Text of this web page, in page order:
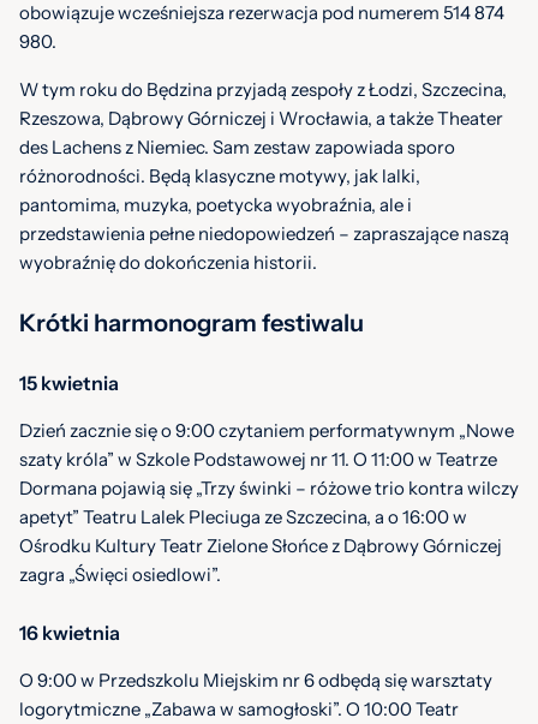
obowiązuje wcześniejsza rezerwacja pod numerem 514 874
980.
W tym roku do Będzina przyjadą zespoły z Łodzi, Szczecina,
Rzeszowa, Dąbrowy Górniczej i Wrocławia, a także Theater
des Lachens z Niemiec. Sam zestaw zapowiada sporo
różnorodności. Będą klasyczne motywy, jak lalki,
pantomima, muzyka, poetycka wyobraźnia, ale i
przedstawienia pełne niedopowiedzeń – zapraszające naszą
wyobraźnię do dokończenia historii.
Krótki harmonogram festiwalu
15 kwietnia
Dzień zacznie się o 9:00 czytaniem performatywnym „Nowe
szaty króla” w Szkole Podstawowej nr 11. O 11:00 w Teatrze
Dormana pojawią się „Trzy świnki – różowe trio kontra wilczy
apetyt” Teatru Lalek Pleciuga ze Szczecina, a o 16:00 w
Ośrodku Kultury Teatr Zielone Słońce z Dąbrowy Górniczej
zagra „Święci osiedlowi”.
16 kwietnia
O 9:00 w Przedszkolu Miejskim nr 6 odbędą się warsztaty
logorytmiczne „Zabawa w samogłoski”. O 10:00 Teatr